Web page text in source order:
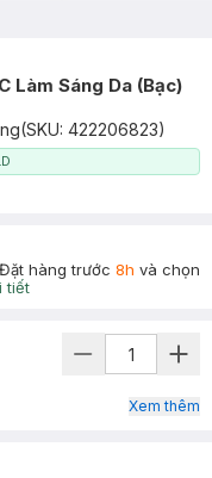
Làm Sáng Da (Bạc)
(SKU: 422206823)
hàng trước 8h và chọn
tiết
Xem thêm